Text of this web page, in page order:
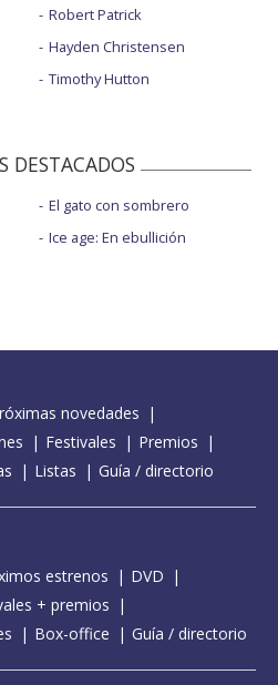
Robert Patrick
Hayden Christensen
Timothy Hutton
DESTACADOS
El gato con sombrero
Ice age: En ebullición
novedades
Festivales
Premios
Listas Guía / directorio
estrenos
DVD
+ premios
Box-office Guía / directorio